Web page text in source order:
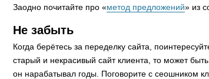
Заодно почитайте про «метод предложений» из
Не забыть
Когда берётесь за переделку сайта,
старый и некрасивый сайт клиента, то может
он нарабатывал годы. Поговорите с сеошником